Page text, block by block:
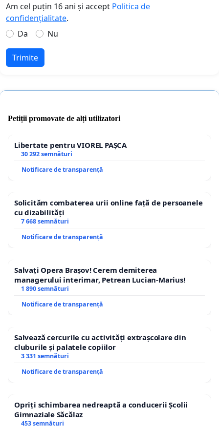
Am cel puțin 16 ani și accept Politica de
confidențialitate.
Da
Nu
Trimite
Petiții promovate de alți utilizatori
Libertate pentru VIOREL PAȘCA
30 292 semnături
Notificare de transparență
Solicităm combaterea urii online față de persoanele
cu dizabilități
7 668 semnături
Notificare de transparență
Salvați Opera Brașov! Cerem demiterea
managerului interimar, Petrean Lucian-Marius!
1 890 semnături
Notificare de transparență
Salvează cercurile cu activități extrașcolare din
cluburile și palatele copiilor
3 331 semnături
Notificare de transparență
Opriți schimbarea nedreaptă a conducerii Școlii
Gimnaziale Săcălaz
453 semnături